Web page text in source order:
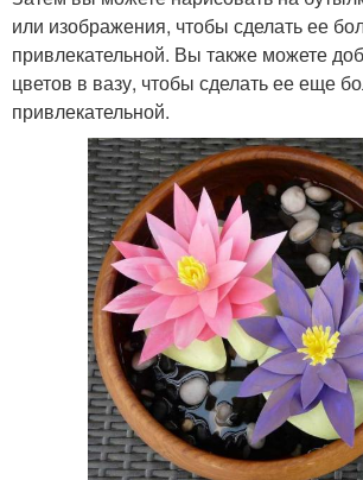
или изображения, чтобы сделать ее
привлекательной. Вы также можете
цветов в вазу, чтобы сделать ее еще
привлекательной.